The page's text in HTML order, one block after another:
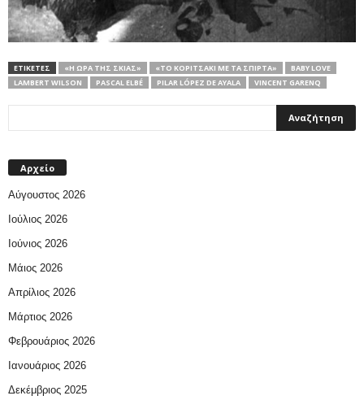
ΕΤΙΚΕΤΕΣ «Η ΏΡΑ ΤΗΣ ΣΚΙΆΣ» «ΤΟ ΚΟΡΙΤΣΆΚΙ ΜΕ ΤΑ ΣΠΊΡΤΑ»
BABY LOVE
LAMBERT WILSON
PASCAL ELBÉ PILAR LÓPEZ DE AYALA VINCENT GARENQ
Αρχείο
Αύγουστος 2026
Ιούλιος 2026
Ιούνιος 2026
Μάιος 2026
Απρίλιος 2026
Μάρτιος 2026
Φεβρουάριος 2026
Ιανουάριος 2026
Δεκέμβριος 2025